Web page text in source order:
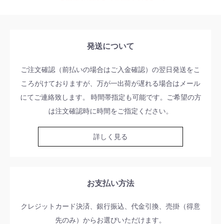
発送について
ご注文確認（前払いの場合はご入金確認）の翌日発送をこ
ころがけておりますが、万が一出荷が遅れる場合はメール
にてご連絡致します。 時間帯指定も可能です。ご希望の方
は注文確認時に時間をご指定ください。
詳しく見る
お支払い方法
クレジットカード決済、銀行振込、代金引換、売掛（得意
先のみ）からお選びいただけます。